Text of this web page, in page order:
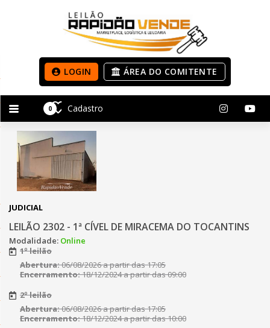
0 Cadastro
LOGIN ÁREA DO COMITENTE
JUDICIAL
LEILÃO 2302 - 1ª CÍVEL DE MIRACEMA DO TOCANTINS
Modalidade: Online
1º leilão
Abertura:06/08/2026 a partir das 17:05
Encerramento:18/12/2024 a partir das 09:00
2º leilão
Abertura:06/08/2026 a partir das 17:05
Encerramento:18/12/2024 a partir das 10:00